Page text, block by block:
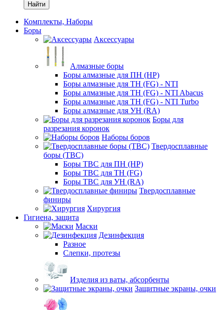
Найти
Комплекты, Наборы
Боры
Аксессуары
Алмазные боры
Боры алмазные для ПН (HP)
Боры алмазные для ТН (FG) - NTI
Боры алмазные для ТН (FG) - NTI Abacus
Боры алмазные для ТН (FG) - NTI Turbo
Боры алмазные для УН (RA)
Боры для
разрезания коронок
Наборы боров
Твердосплавные
боры (ТВС)
Боры ТВС для ПН (HP)
Боры ТВС для ТН (FG)
Боры ТВС для УН (RA)
Твердосплавные
финиры
Хирургия
Гигиена, защита
Маски
Дезинфекция
Разное
Слепки, протезы
Изделия из ваты, абсорбенты
Защитные экраны, очки